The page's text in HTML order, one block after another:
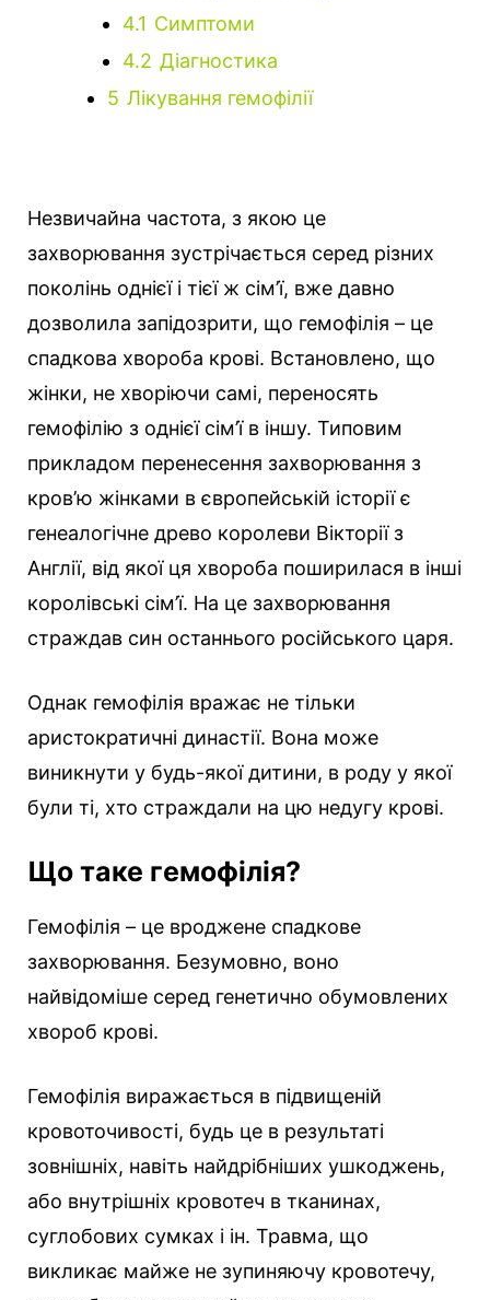
4.1 Симптоми
4.2 Діагностика
5 Лікування гемофілії
Незвичайна частота, з якою це
захворювання зустрічається серед різних
поколінь однієї і тієї ж сім’ї, вже давно
дозволила запідозрити, що гемофілія – ​​це
спадкова хвороба крові. Встановлено, що
жінки, не хворіючи самі, переносять
гемофілію з однієї сім’ї в іншу. Типовим
прикладом перенесення захворювання з
кров’ю жінками в європейській історії є
генеалогічне древо королеви Вікторії з
Англії, від якої ця хвороба поширилася в інші
королівські сім’ї. На це захворювання
страждав син останнього російського царя.
Однак гемофілія вражає не тільки
аристократичні династії. Вона може
виникнути у будь-якої дитини, в роду у якої
були ті, хто страждали на цю недугу крові.
Що таке гемофілія?
Гемофілія – ​​це вроджене спадкове
захворювання. Безумовно, воно
найвідоміше серед генетично обумовлених
хвороб крові.
Гемофілія виражається в підвищеній
кровоточивості, будь це в результаті
зовнішніх, навіть найдрібніших ушкоджень,
або внутрішніх кровотеч в тканинах,
суглобових сумках і ін. Травма, що
викликає майже не зупиняючу кровотечу,